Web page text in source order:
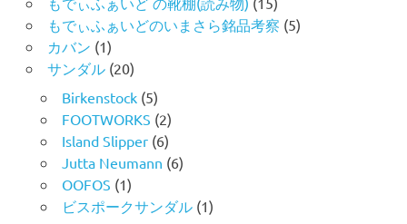
もでぃふぁいどのいまさら銘品考察 (5)
カバン (1)
サンダル(20)
Birkenstock(5)
FOOTWORKS (2)
Island Slipper(6)
Jutta Neumann (6)
OOFOS (1)
ビスポークサンダル(1)